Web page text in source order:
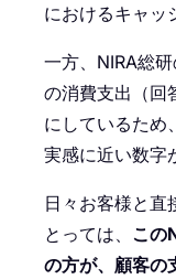
におけるキャッ
一方、NIRA総
の消費支出（回
にしているため
実感に近い数字
日々お客様と直
とっては、 この
の方が、顧客の